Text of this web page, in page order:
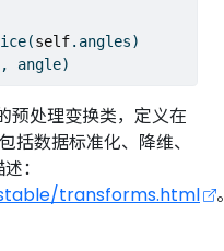
self.angles)
angle)
预处理变换类，定义在
括数据标准化、降维、
：
transforms.html